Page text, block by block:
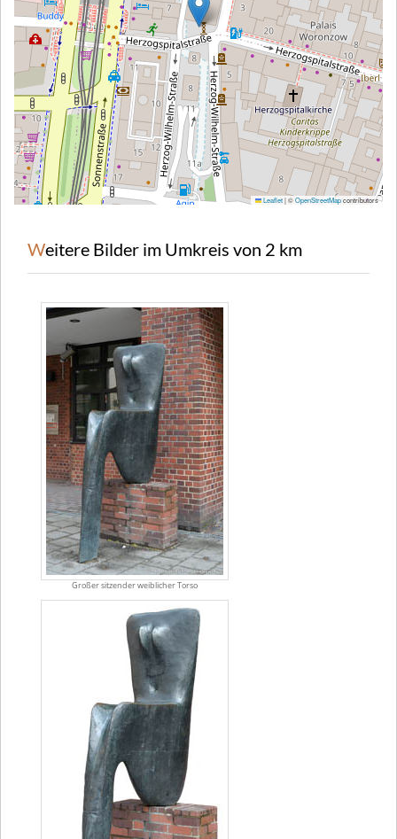
Leaflet|©OpenStreetMapcontributors
Weitere Bilder im Umkreis von 2 km
Großer sitzender weiblicher Torso